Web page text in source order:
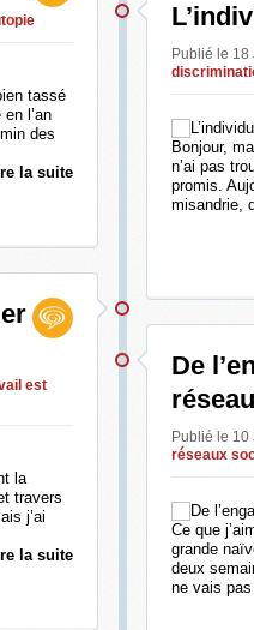
tassé
l’an
des
la suite
est
la
travers
j’ai
la suite
Publié le
Bonjour,
n’ai pas
promis.
misandrie,
De
Publié le
réseaux
Ce que
grande
deux
ne vais